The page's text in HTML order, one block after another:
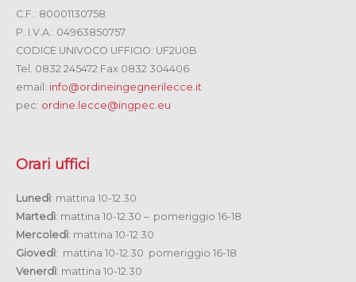
C.F.: 80001130758
P. I.V.A.: 04963850757
CODICE UNIVOCO UFFICIO: UF2U0B
Tel. 0832 245472 Fax 0832 304406
email: info@ordineingegnerilecce.it
pec: ordine.lecce@ingpec.eu
Orari uffici
Lunedì: mattina 10-12.30
Martedì: mattina 10-12.30 – pomeriggio 16-18
Mercoledì: mattina 10-12.30
Giovedì: mattina 10-12.30 pomeriggio 16-18
Venerdì: mattina 10-12.30